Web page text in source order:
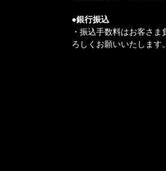
●銀行振込
・振込手数料はお客さ
ろしくお願いいたします。